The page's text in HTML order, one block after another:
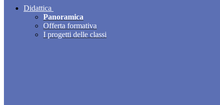
Didattica
Panoramica
Offerta formativa
I progetti delle classi